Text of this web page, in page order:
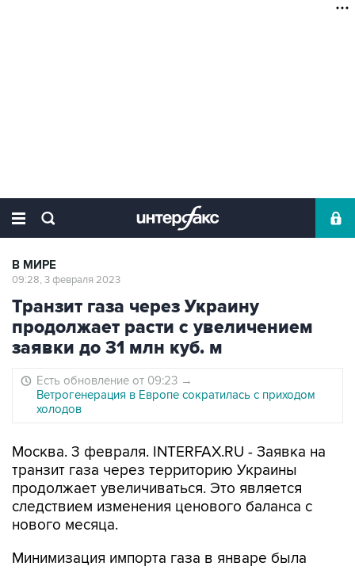
В МИРЕ
09:28, 3 февраля 2023
Транзит газа через Украину
продолжает расти с увеличением
заявки до 31 млн куб. м
Есть обновление от 09:23 →
Ветрогенерация в Европе сократилась с приходом
холодов
Москва. 3 февраля. INTERFAX.RU - Заявка на
транзит газа через территорию Украины
продолжает увеличиваться. Это является
следствием изменения ценового баланса с
нового месяца.
Минимизация импорта газа в январе была